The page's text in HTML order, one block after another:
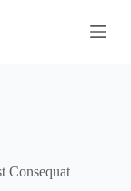
Consequat